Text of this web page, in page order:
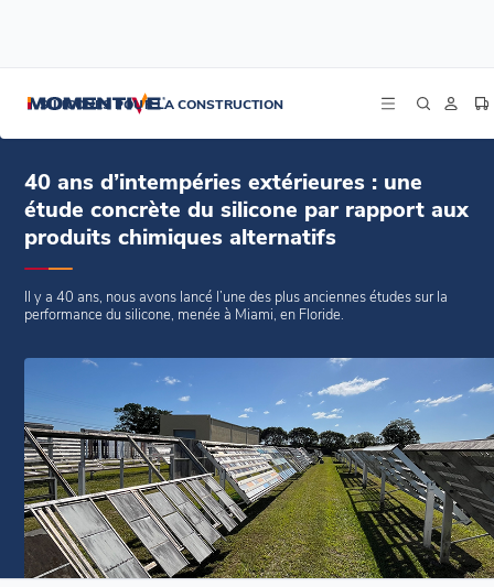
SILICONES POUR LA CONSTRUCTION
40 ans d’intempéries extérieures : une étude concrète du silicone par rapport
aux produits chimiques alternatifs
40 ans d’intempéries extérieures : une
étude concrète du silicone par rapport aux
produits chimiques alternatifs
Il y a 40 ans, nous avons lancé l’une des plus anciennes études sur la
performance du silicone, menée à Miami, en Floride.